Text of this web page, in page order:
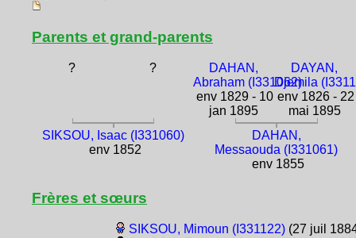
Parents et grand-parents
? ?
DAHAN,
Abraham (I331062)
env 1829 - 10
jan 1895
DAYAN,
Djemila
env 1826 - 22
mai 1895
SIKSOU, Isaac (I331060)
env 1852
DAHAN,
Messaouda (I331061)
env 1855
Frères et sœurs
SIKSOU, Mimoun (I331122)(27 juil